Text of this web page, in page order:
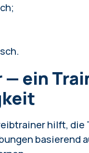
— ein
hilft,
basierend